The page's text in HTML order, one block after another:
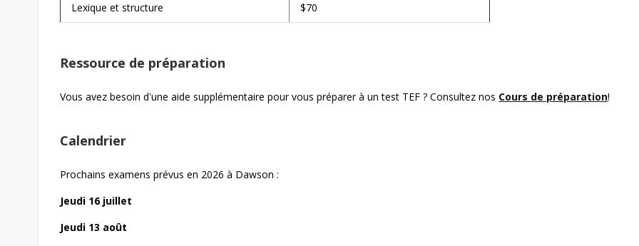
Lexique et structure $70
Ressource de préparation
Vous avez besoin d'une aide supplémentaire pour vous préparer à un test TEF ? Consultez nos Cours de préparation!
Calendrier
Prochains examens prévus en 2026 à Dawson :
Jeudi 16 juillet
Jeudi 13 août